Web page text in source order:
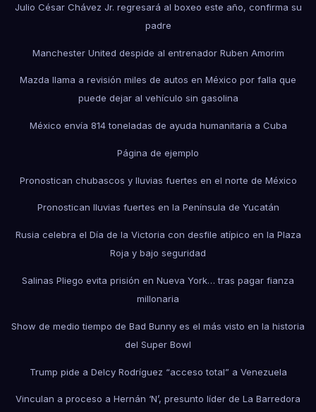
Julio César Chávez Jr. regresará al boxeo este año, confirma su
padre
Manchester United despide al entrenador Ruben Amorim
Mazda llama a revisión miles de autos en México por falla que
puede dejar al vehículo sin gasolina
México envía 814 toneladas de ayuda humanitaria a Cuba
Página de ejemplo
Pronostican chubascos y lluvias fuertes en el norte de México
Pronostican lluvias fuertes en la Península de Yucatán
Rusia celebra el Día de la Victoria con desfile atípico en la Plaza
Roja y bajo seguridad
Salinas Pliego evita prisión en Nueva York… tras pagar fianza
millonaria
Show de medio tiempo de Bad Bunny es el más visto en la historia
del Super Bowl
Trump pide a Delcy Rodríguez “acceso total” a Venezuela
Vinculan a proceso a Hernán ‘N’, presunto líder de La Barredora